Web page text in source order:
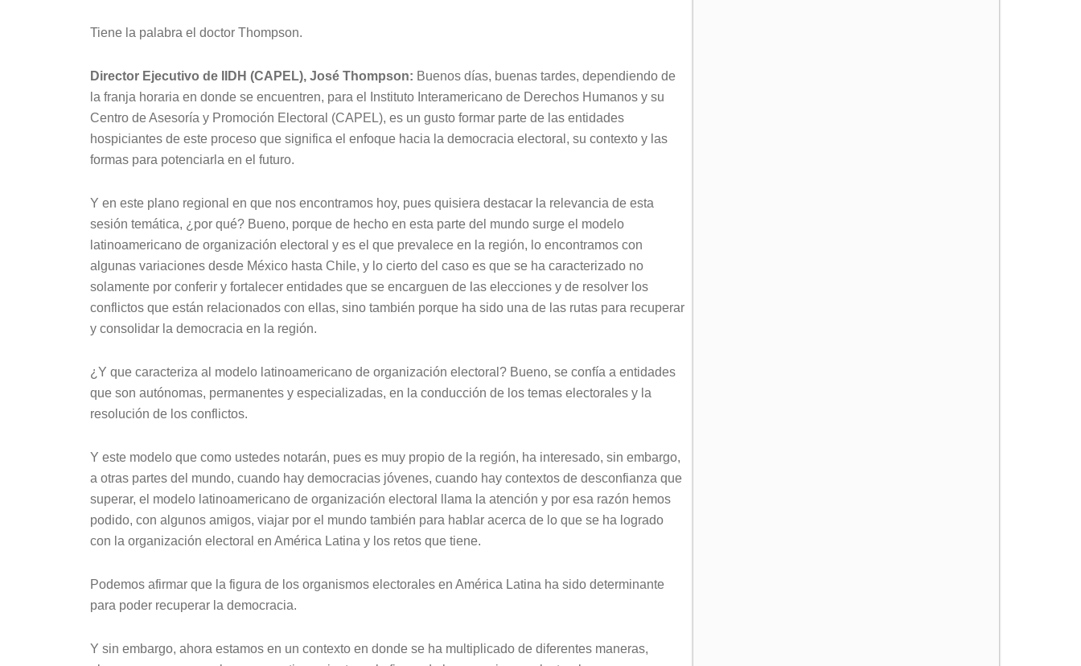
Tiene la palabra el doctor Thompson.
Director Ejecutivo de IIDH (CAPEL), José Thompson: Buenos días, buenas tardes, dependiendo de
la franja horaria en donde se encuentren, para el Instituto Interamericano de Derechos Humanos y su
Centro de Asesoría y Promoción Electoral (CAPEL), es un gusto formar parte de las entidades
hospiciantes de este proceso que significa el enfoque hacia la democracia electoral, su contexto y las
formas para potenciarla en el futuro.
Y en este plano regional en que nos encontramos hoy, pues quisiera destacar la relevancia de esta
sesión temática, ¿por qué? Bueno, porque de hecho en esta parte del mundo surge el modelo
latinoamericano de organización electoral y es el que prevalece en la región, lo encontramos con
algunas variaciones desde México hasta Chile, y lo cierto del caso es que se ha caracterizado no
solamente por conferir y fortalecer entidades que se encarguen de las elecciones y de resolver los
conflictos que están relacionados con ellas, sino también porque ha sido una de las rutas para recuperar
y consolidar la democracia en la región.
¿Y que caracteriza al modelo latinoamericano de organización electoral? Bueno, se confía a entidades
que son autónomas, permanentes y especializadas, en la conducción de los temas electorales y la
resolución de los conflictos.
Y este modelo que como ustedes notarán, pues es muy propio de la región, ha interesado, sin embargo,
a otras partes del mundo, cuando hay democracias jóvenes, cuando hay contextos de desconfianza que
superar, el modelo latinoamericano de organización electoral llama la atención y por esa razón hemos
podido, con algunos amigos, viajar por el mundo también para hablar acerca de lo que se ha logrado
con la organización electoral en América Latina y los retos que tiene.
Podemos afirmar que la figura de los organismos electorales en América Latina ha sido determinante
para poder recuperar la democracia.
Y sin embargo, ahora estamos en un contexto en donde se ha multiplicado de diferentes maneras,